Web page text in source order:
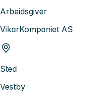
Arbeidsgiver
VikarKompaniet AS
Sted
Vestby